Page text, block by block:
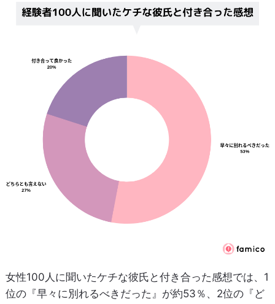
女性100人に聞いたケチな彼氏と付き合った感想では、1
位の『早々に別れるべきだった』が約53％、2位の『ど